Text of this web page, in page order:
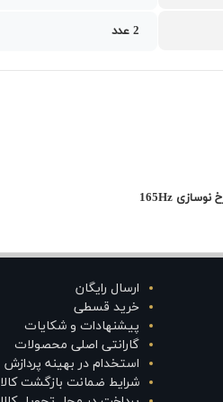
2 عدد
ارسال رایگان
خرید قسطی
پیشنهادات و شکایات
گارانتی اصلی محصولات
استخدام در بهینه پردازش
شرایط ضمانت بازگشت کالا